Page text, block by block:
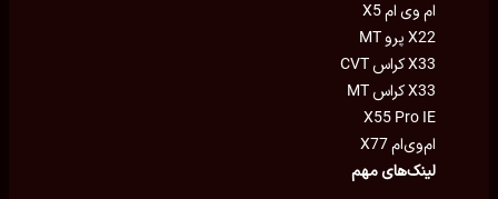
ام وی ام X5
X22 پرو MT
X33 کراس CVT
X33 کراس MT
X55 Pro IE
ام‌وی‌ام X77
لینک‌های مهم